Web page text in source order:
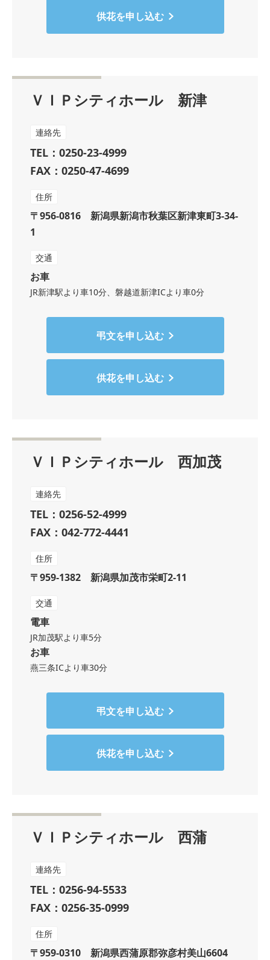
供花を申し込む
ＶＩＰシティホール 新津
連絡先
TEL：0250-23-4999
FAX：0250-47-4699
住所
〒956-0816 新潟県新潟市秋葉区新津東町3-34-
1
交通
お車
JR新津駅より車10分、磐越道新津ICより車0分
弔文を申し込む
供花を申し込む
ＶＩＰシティホール 西加茂
連絡先
TEL：0256-52-4999
FAX：042-772-4441
住所
〒959-1382 新潟県加茂市栄町2-11
交通
電車
JR加茂駅より車5分
お車
燕三条ICより車30分
弔文を申し込む
供花を申し込む
ＶＩＰシティホール 西蒲
連絡先
TEL：0256-94-5533
FAX：0256-35-0999
住所
〒959-0310 新潟県西蒲原郡弥彦村美山6604